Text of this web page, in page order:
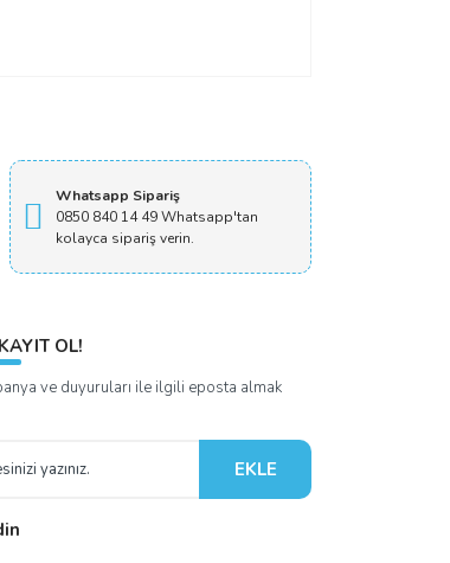
Whatsapp Sipariş
0850 840 14 49 Whatsapp'tan
kolayca sipariş verin.
OL!
ve duyuruları ile ilgili eposta almak
EKLE